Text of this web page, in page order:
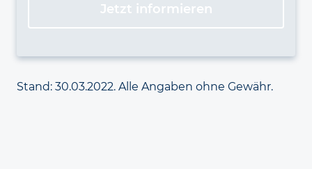
Jetzt informieren
Stand: 30.03.2022. Alle Angaben ohne Gewähr.